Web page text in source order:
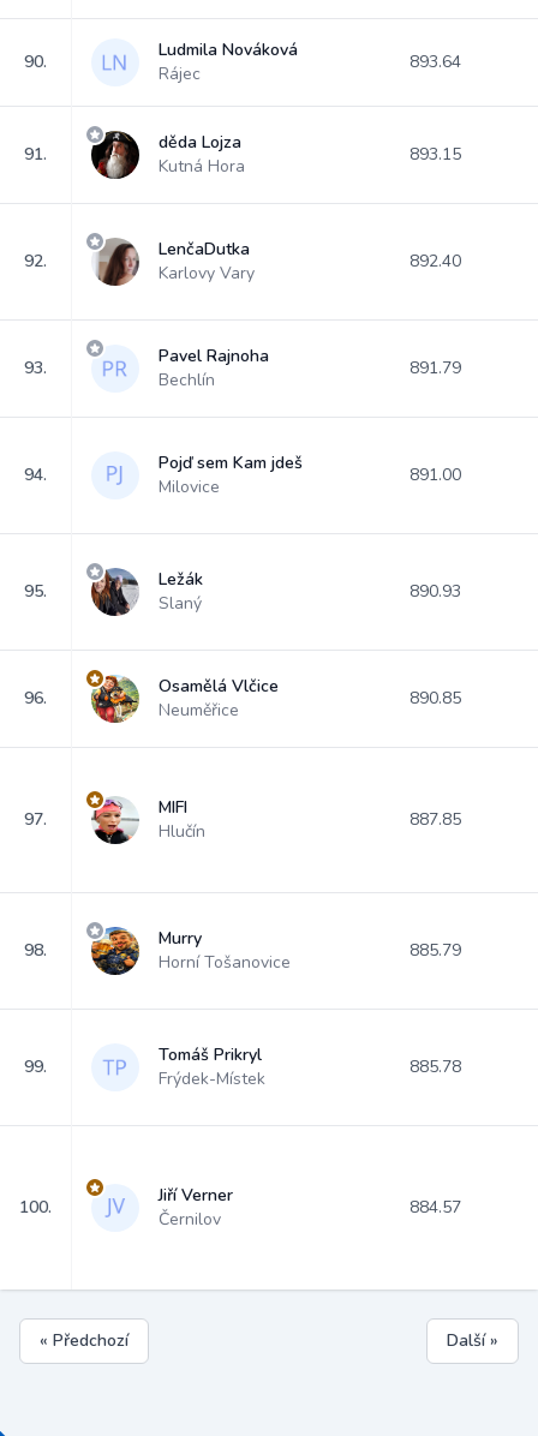
90.
Ludmila Nováková
Rájec
893.64
91.
děda Lojza
Kutná Hora
893.15
92.
LenčaDutka
Karlovy Vary
892.40
93.
Pavel Rajnoha
Bechlín
891.79
94.
Pojď sem Kam jdeš
Milovice
891.00
95.
Ležák
Slaný
890.93
96.
Osamělá Vlčice
Neuměřice
890.85
97.
MIFI
Hlučín
887.85
98.
Murry
Horní Tošanovice
885.79
99.
Tomáš Prikryl
Frýdek-Místek
885.78
100.
Jiří Verner
Černilov
884.57
« Předchozí Další »